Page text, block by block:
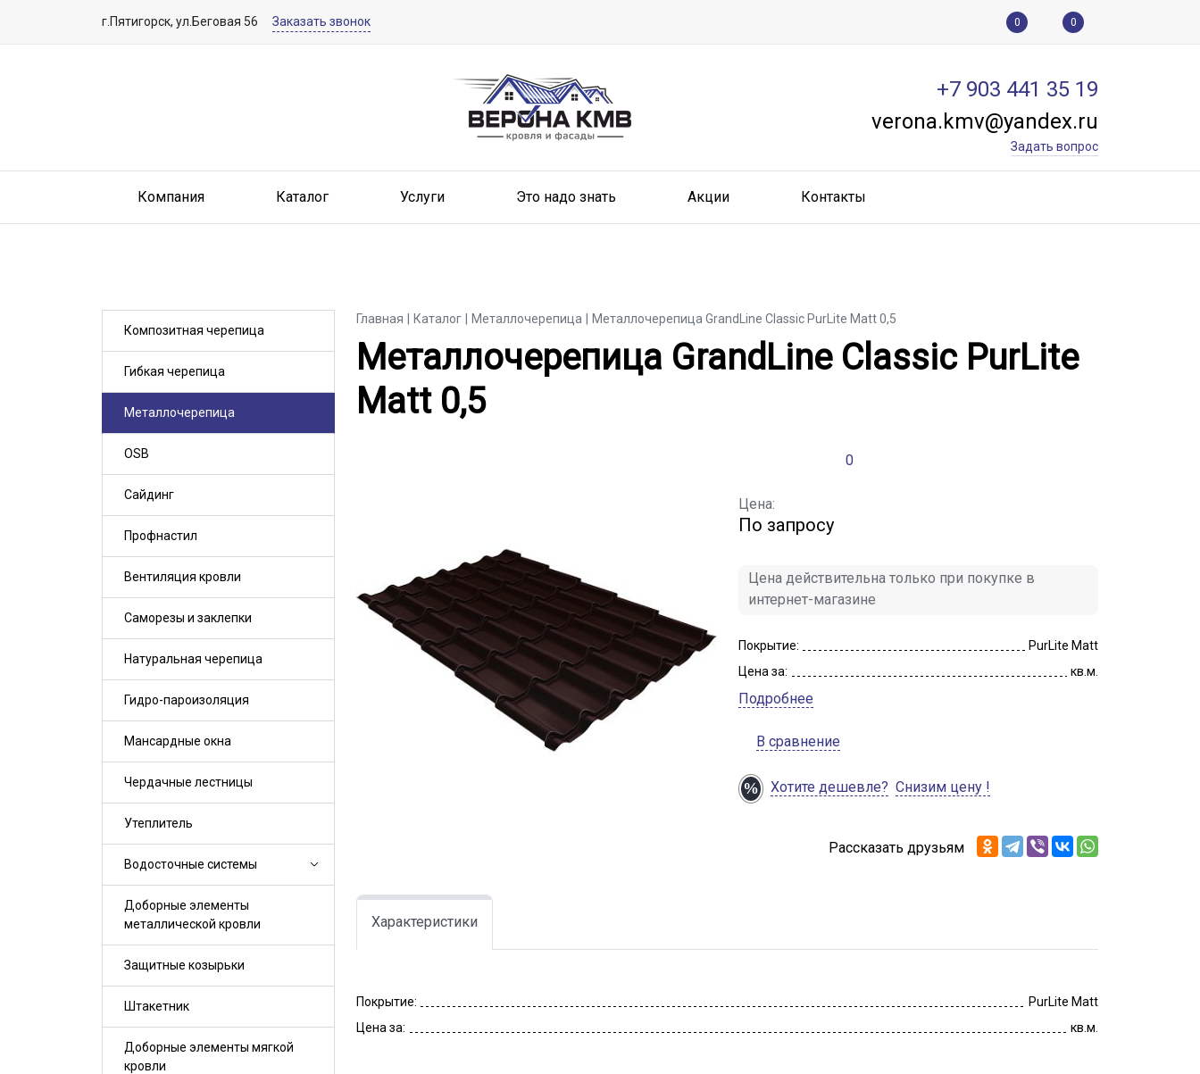
г.Пятигорск, ул.Беговая 56 Заказать звонок 0 0
+7 903 441 35 19
verona.kmv@yandex.ru
Задать вопрос
Компания Каталог Услуги Это надо знать Акции Контакты
Главная Каталог Металлочерепица Металлочерепица GrandLine Classic PurLite Matt 0,5
Металлочерепица GrandLine Classic PurLite Matt
Металлочерепица GrandLine Classic PurLite
Matt 0,5
0
Цена:
По запросу
Цена действительна только при покупке в
интернет-магазине
Покрытие:
PurLite Matt
Цена за:
кв.м.
Подробнее
В сравнение
Хотите дешевле? Снизим цену !
Рассказать друзьям
Характеристики
Покрытие:
PurLite Matt
Цена за:
кв.м.
Композитная черепица
Гибкая черепица
Металлочерепица
OSB
Сайдинг
Профнастил
Вентиляция кровли
Саморезы и заклепки
Натуральная черепица
Гидро-пароизоляция
Мансардные окна
Чердачные лестницы
Утеплитель
Водосточные системы
Доборные элементы
металлической кровли
Защитные козырьки
Штакетник
Доборные элементы мягкой
кровли